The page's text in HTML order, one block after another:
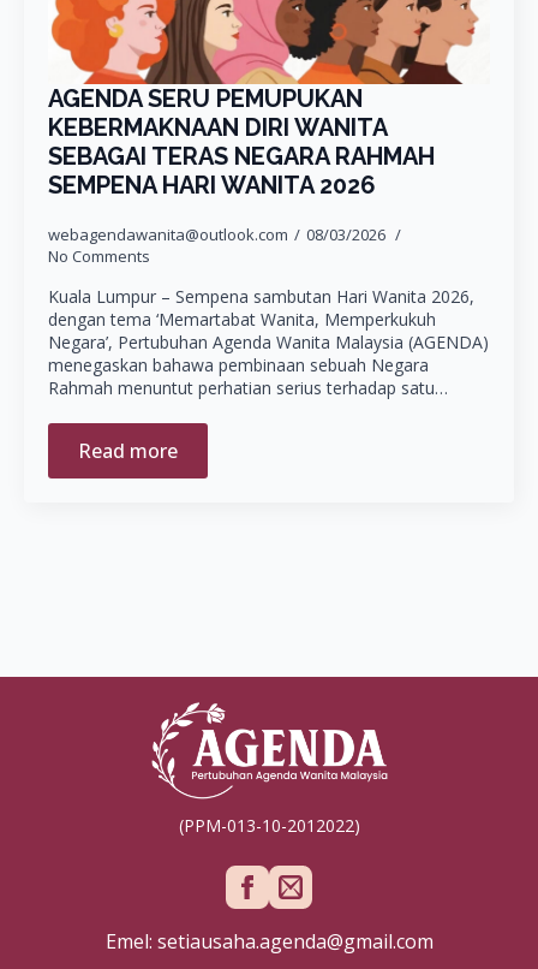
AGENDA SERU PEMUPUKAN
KEBERMAKNAAN DIRI WANITA
SEBAGAI TERAS NEGARA RAHMAH
SEMPENA HARI WANITA 2026
webagendawanita@outlook.com
08/03/2026
No Comments
Kuala Lumpur – Sempena sambutan Hari Wanita 2026,
dengan tema ‘Memartabat Wanita, Memperkukuh
Negara’, Pertubuhan Agenda Wanita Malaysia (AGENDA)
menegaskan bahawa pembinaan sebuah Negara
Rahmah menuntut perhatian serius terhadap satu…
Read more
(PPM-013-10-2012022)
Emel: setiausaha.agenda@gmail.com